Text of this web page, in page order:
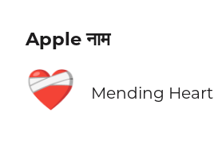
Apple नाम
❤️‍🩹 Mending Heart